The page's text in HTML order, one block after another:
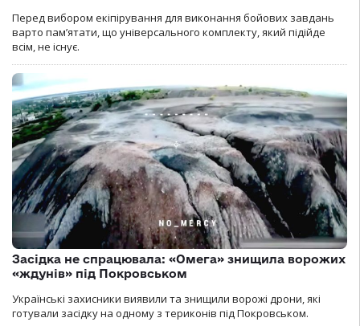
Перед вибором екіпірування для виконання бойових завдань
варто пам’ятати, що універсального комплекту, який підійде
всім, не існує.
Засідка не спрацювала: «Омега» знищила ворожих
«ждунів» під Покровськом
Українські захисники виявили та знищили ворожі дрони, які
готували засідку на одному з териконів під Покровськом.